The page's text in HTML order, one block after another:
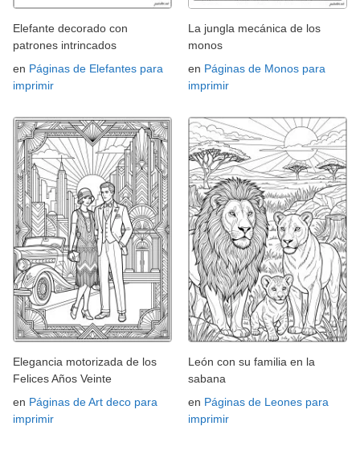
Elefante decorado con
patrones intrincados
en Páginas de Elefantes para
imprimir
La jungla mecánica de los
monos
en Páginas de Monos para
imprimir
Elegancia motorizada de los
Felices Años Veinte
en Páginas de Art deco para
imprimir
León con su familia en la
sabana
en Páginas de Leones para
imprimir